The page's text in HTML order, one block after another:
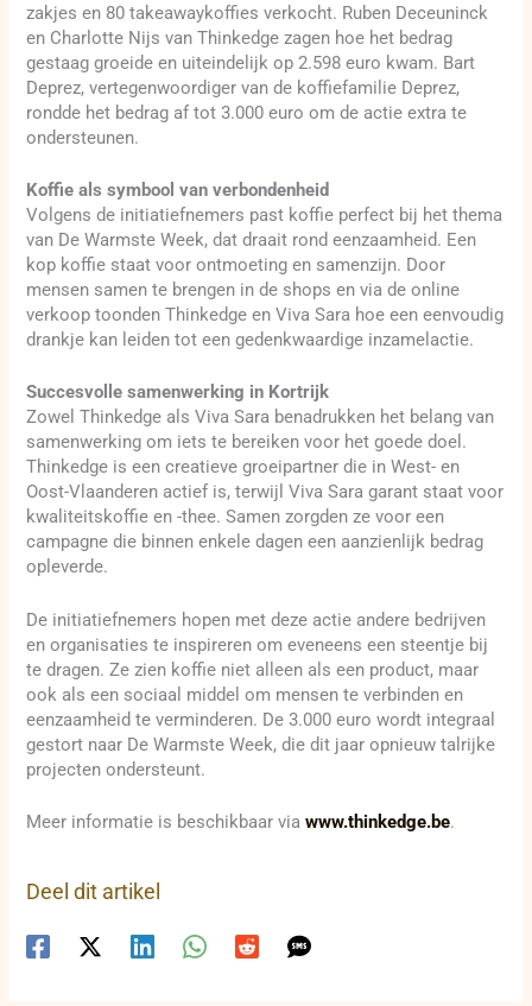
zakjes en 80 takeawaykoffies verkocht. Ruben Deceuninck
en Charlotte Nijs van Thinkedge zagen hoe het bedrag
gestaag groeide en uiteindelijk op 2.598 euro kwam. Bart
Deprez, vertegenwoordiger van de koffiefamilie Deprez,
rondde het bedrag af tot 3.000 euro om de actie extra te
ondersteunen.
Koffie als symbool van verbondenheid
Volgens de initiatiefnemers past koffie perfect bij het thema
van De Warmste Week, dat draait rond eenzaamheid. Een
kop koffie staat voor ontmoeting en samenzijn. Door
mensen samen te brengen in de shops en via de online
verkoop toonden Thinkedge en Viva Sara hoe een eenvoudig
drankje kan leiden tot een gedenkwaardige inzamelactie.
Succesvolle samenwerking in Kortrijk
Zowel Thinkedge als Viva Sara benadrukken het belang van
samenwerking om iets te bereiken voor het goede doel.
Thinkedge is een creatieve groeipartner die in West- en
Oost-Vlaanderen actief is, terwijl Viva Sara garant staat voor
kwaliteitskoffie en -thee. Samen zorgden ze voor een
campagne die binnen enkele dagen een aanzienlijk bedrag
opleverde.
De initiatiefnemers hopen met deze actie andere bedrijven
en organisaties te inspireren om eveneens een steentje bij
te dragen. Ze zien koffie niet alleen als een product, maar
ook als een sociaal middel om mensen te verbinden en
eenzaamheid te verminderen. De 3.000 euro wordt integraal
gestort naar De Warmste Week, die dit jaar opnieuw talrijke
projecten ondersteunt.
Meer informatie is beschikbaar viawww.thinkedge.be.
Deel dit artikel